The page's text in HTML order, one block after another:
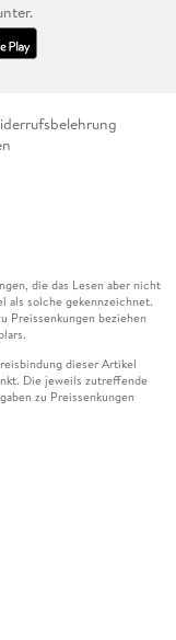
die das Lesen aber nicht
als solche gekennzeichnet.
Preissenkungen beziehen
dieser Artikel
Die jeweils zutreffende
zu Preissenkungen